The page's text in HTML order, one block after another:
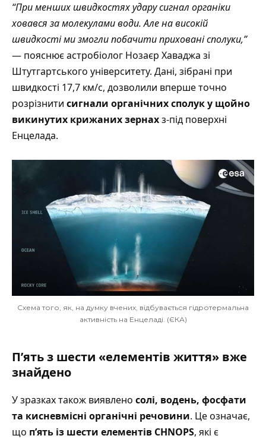
“При менших швидкостях удару сигнал органіки
ховався за молекулами води. Але на високій
швидкості ми змогли побачити приховані сполуки,”
— пояснює астробіолог Нозаєр Хаваджа зі
Штутгартського університету. Дані, зібрані при
швидкості 17,7 км/с, дозволили вперше точно
розрізнити сигнали органічних сполук у щойно
викинутих крижаних зернахз-під поверхні
Енцелада.
Схема того, як, на думку вчених, відбувається гідротермальна
активність на Енцеладі. (ЄКА)
П’ять з шести «елементів життя» вже
знайдено
У зразках також виявлено солі, водень, фосфати
та кисневмісні органічні речовини. Це означає,
що п’ять із шести елементів CHNOPS, які є